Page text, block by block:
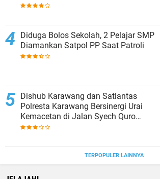
Diduga Bolos Sekolah, 2 Pelajar SMP
Diamankan Satpol PP Saat Patroli
Dishub Karawang dan Satlantas
Polresta Karawang Bersinergi Urai
Kemacetan di Jalan Syech Quro
Palumbonsari
TERPOPULER LAINNYA